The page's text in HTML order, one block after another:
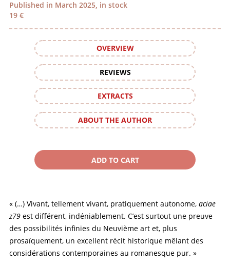
Published in March 2025, in stock
19 €
OVERVIEW
REVIEWS
EXTRACTS
ABOUT THE AUTHOR
« (…) Vivant, tellement vivant, pratiquement autonome,aciae
z79 est différent, indéniablement. C’est surtout une preuve
des possibilités infinies du Neuvième art et, plus
prosaïquement, un excellent récit historique mêlant des
considérations contemporaines au romanesque pur. »